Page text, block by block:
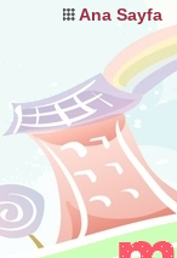
Ana Sayfa